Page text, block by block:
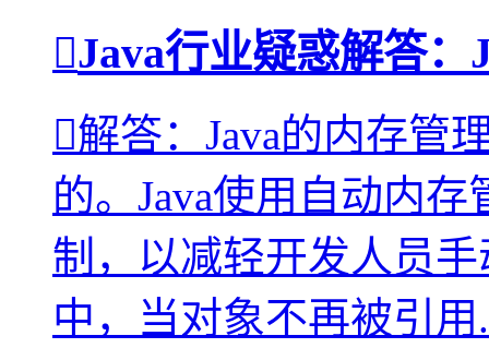
Java行业疑惑解答
解答：Java的内存管
的。Java使用自动内
制，以减轻开发人员
中，当对象不再被引用